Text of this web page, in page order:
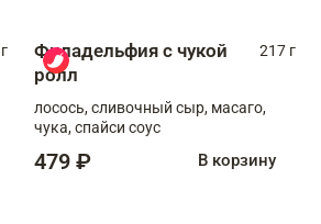
Филадельфия с чукой
ролл
217 г
лосось, сливочный сыр, масаго,
чука, спайси соус
479 ₽ В корзину